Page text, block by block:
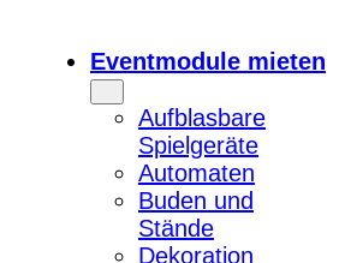
Eventmodule mieten
Aufblasbare
Spielgeräte
Automaten
Buden und
Stände
Dekoration